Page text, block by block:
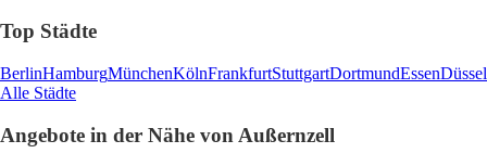
Top Städte
BerlinHamburgMünchenKölnFrankfurtStuttgartDortmundEssen
Alle Städte
Angebote in der Nähe von Außernzell